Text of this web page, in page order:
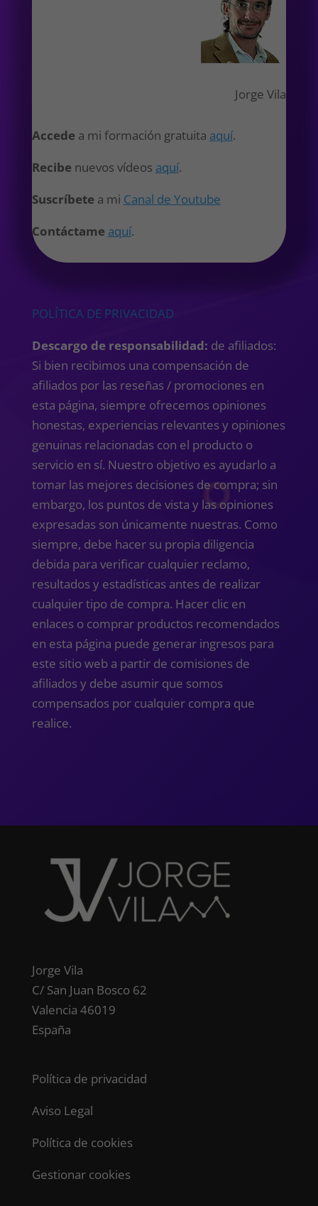
Jorge Vila
Accede a mi formación gratuita aquí.
Recibe nuevos vídeos aquí.
Suscríbete a mi Canal de Youtube
Contáctame aquí.
POLÍTICA DE PRIVACIDAD
Descargo de responsabilidad: de afiliados:
Si bien recibimos una compensación de
afiliados por las reseñas / promociones en
esta página, siempre ofrecemos opiniones
honestas, experiencias relevantes y opiniones
genuinas relacionadas con el producto o
servicio en sí. Nuestro objetivo es ayudarlo a
tomar las mejores decisiones de compra; sin
embargo, los puntos de vista y las opiniones
expresadas son únicamente nuestras. Como
siempre, debe hacer su propia diligencia
debida para verificar cualquier reclamo,
resultados y estadísticas antes de realizar
cualquier tipo de compra. Hacer clic en
enlaces o comprar productos recomendados
en esta página puede generar ingresos para
este sitio web a partir de comisiones de
afiliados y debe asumir que somos
compensados ​​por cualquier compra que
realice.
Jorge Vila
C/ San Juan Bosco 62
Valencia 46019
España
Política de privacidad
Aviso Legal
Política de cookies
Gestionar cookies